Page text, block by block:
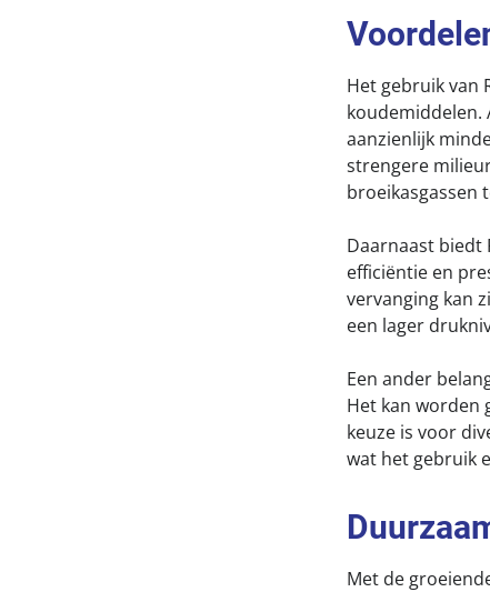
Het gebruik van
koudemiddelen.
aanzienlijk
strengere
broeikasgassen
Daarnaast biedt
efficiëntie en
vervanging kan
een lager
Een ander
Het kan worden
keuze is voor
wat het gebruik
Met de